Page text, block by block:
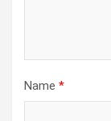
Name *